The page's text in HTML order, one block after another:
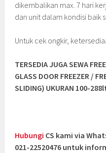
dikembalikan max. 7 hari
dan unit dalam kondisi baik
Untuk cek ongkir,
TERSEDIA JUGA SEWA
GLASS DOOR FREEZER /
SLIDING) UKURAN 100-
Hubungi CS kami via
021-22520476 untuk